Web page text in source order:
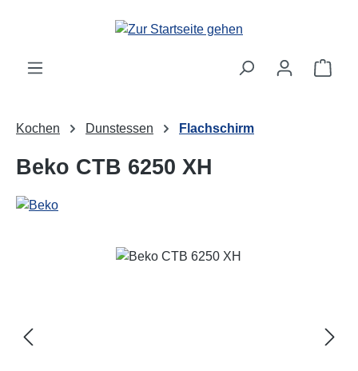
Zum Hauptinhalt springen
Kochen Dunstessen Flachschirm
Beko CTB 6250 XH
Bildergalerie überspringen